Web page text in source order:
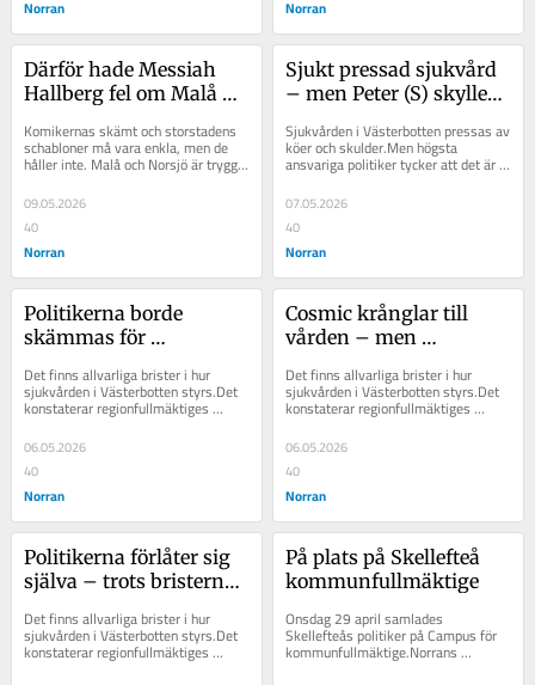
Norran Norran
Därför hade Messiah
Hallberg fel om Malå –
Komikernas skämt och storstadens
schabloner må vara enkla, men de
håller inte. Malå och Norsjö är trygga
platser med låg brottslighet och...
09.05.2026
40
Norran
Sjukt pressad sjukvård
– men Peter (S) skyller
Sjukvården i Västerbotten pressas av
köer och skulder.Men högsta
ansvariga politiker tycker att det är
regeringens fel.– Västerbotten
behöver...
07.05.2026
40
Norran
Politikerna borde
skämmas för
Det finns allvarliga brister i hur
sjukvården i Västerbotten styrs.Det
konstaterar regionfullmäktiges
revisorer.Men konsekvensen uteblir
för de...
06.05.2026
40
Norran
Cosmic krånglar till
vården – men
själva
Det finns allvarliga brister i hur
sjukvården i Västerbotten styrs.Det
konstaterar regionfullmäktiges
revisorer.Men konsekvensen uteblir
för de...
06.05.2026
40
Norran
Politikerna förlåter sig
själva – trots bristerna i
Det finns allvarliga brister i hur
sjukvården i Västerbotten styrs.Det
konstaterar regionfullmäktiges
revisorer.Men konsekvensen uteblir
På plats på Skellefteå
kommunfullmäktige
Onsdag 29 april samlades
Skellefteås politiker på Campus för
kommunfullmäktige.Norrans
politiska redaktör, Andreas